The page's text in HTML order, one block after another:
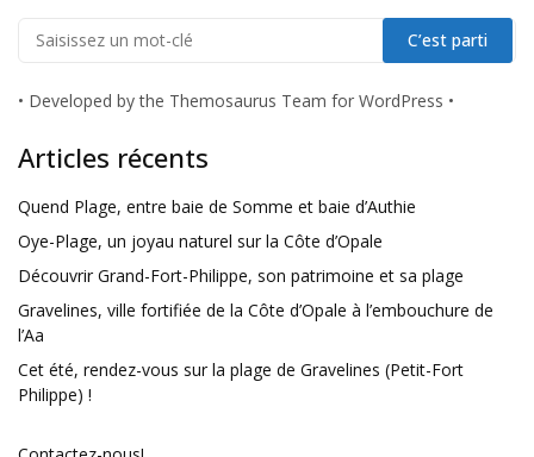
• Developed by the Themosaurus Team for WordPress •
Articles récents
Quend Plage, entre baie de Somme et baie d’Authie
Oye-Plage, un joyau naturel sur la Côte d’Opale
Découvrir Grand-Fort-Philippe, son patrimoine et sa plage
Gravelines, ville fortifiée de la Côte d’Opale à l’embouchure de
l’Aa
Cet été, rendez-vous sur la plage de Gravelines (Petit-Fort
Philippe) !